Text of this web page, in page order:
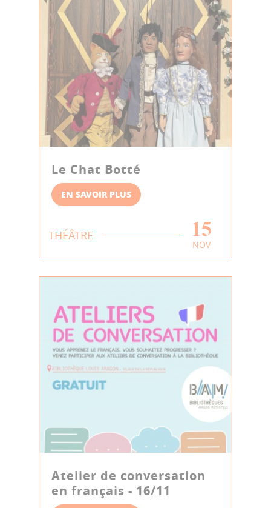
Le Chat Botté
EN SAVOIR PLUS
THÉÂTRE 15
NOV
Atelier de conversation
en français - 16/11